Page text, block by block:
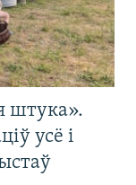
штука».
усё і